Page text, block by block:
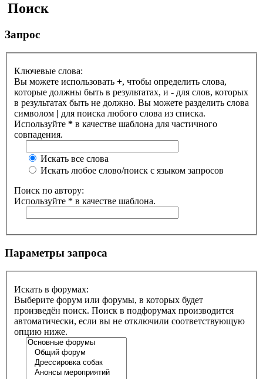
Поиск
Запрос
Ключевые слова:
Вы можете использовать +, чтобы определить слова,
которые должны быть в результатах, и - для слов, которых
в результатах быть не должно. Вы можете разделить слова
символом | для поиска любого слова из списка.
Используйте * в качестве шаблона для частичного
совпадения.
Искать все слова
Искать любое слово/поиск с языком запросов
Поиск по автору:
Используйте * в качестве шаблона.
Параметры запроса
Искать в форумах:
Выберите форум или форумы, в которых будет
произведён поиск. Поиск в подфорумах производится
автоматически, если вы не отключили соответствующую
опцию ниже.